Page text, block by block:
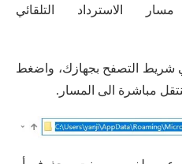
الاسترداد التلقائي
شريط التصفح بجهازك، واضغط
مباشرة الى المسار.